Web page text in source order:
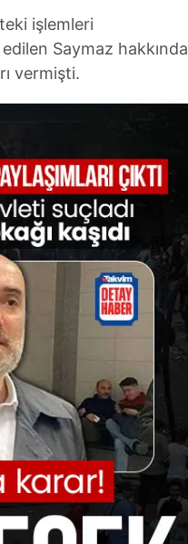
işlemleri
Saymaz hakkında
vermişti.